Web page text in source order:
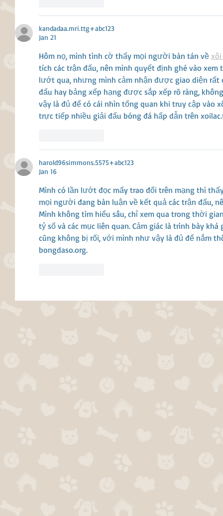
kandadaa.mri.ttg+abc123
Jan 21
Hôm nọ, mình tình cờ thấy mọi người bàn tán về xôi
tích các trận đấu, nên mình quyết định ghé vào
lướt qua, nhưng mình cảm nhận được giao diện rất
đấu hay bảng xếp hạng được sắp xếp rõ ràng,
vậy là đủ để có cái nhìn tổng quan khi truy cập vào
trực tiếp nhiều giải đấu bóng đá hấp dẫn trên
harold96simmons.5575+abc123
Jan 16
Mình có lần lướt đọc mấy trao đổi trên mạng thì
mọi người đang bàn luận về kết quả các trận đấu,
Mình không tìm hiểu sâu, chỉ xem qua trong thời
tỷ số và các mục liên quan. Cảm giác là trình bày
cũng không bị rối, với mình như vậy là đủ để nắm
bongdaso.org.